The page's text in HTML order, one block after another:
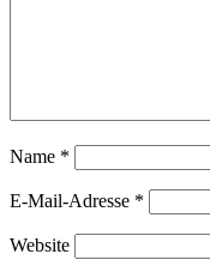
Name *
E-Mail-Adresse *
Website